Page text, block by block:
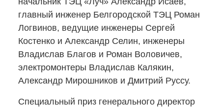
главный инженер Белгородской ТЭЦ Роман
Логвинов, ведущие инженеры Сергей
Костенко и Александр Селин, инженеры
Владислав Благов и Роман Воловичев,
электромонтеры Владислав Калякин,
Александр Мирошников и Дмитрий Руссу.
Специальный приз генерального директор